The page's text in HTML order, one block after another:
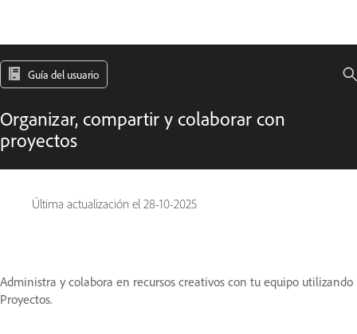
Guía del usuario
Organizar, compartir y colaborar con
proyectos
Última actualización el 28-10-2025
Administra y colabora en recursos creativos con tu equipo utilizando
Proyectos.